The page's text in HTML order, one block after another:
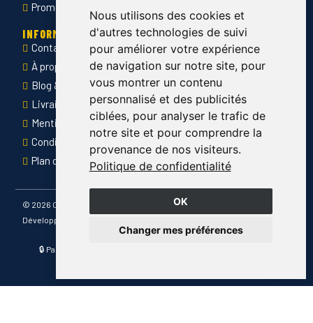
Nous utilisons des cookies et
d'autres technologies de suivi
pour améliorer votre expérience
de navigation sur notre site, pour
vous montrer un contenu
personnalisé et des publicités
ciblées, pour analyser le trafic de
notre site et pour comprendre la
provenance de nos visiteurs.
Politique de confidentialité
OK
Changer mes préférences
Promotions
INFORMATIONS
Contact
À propos de Côté Pro
Blog & conseils
Livraison & retour
Mentions légales
Conditions générales de ventes
Plan du site
© 2026 Côté Pro
Développé par
🔒 Paiement sécurisé · 📦 Livraison France entière · ✅ Produits